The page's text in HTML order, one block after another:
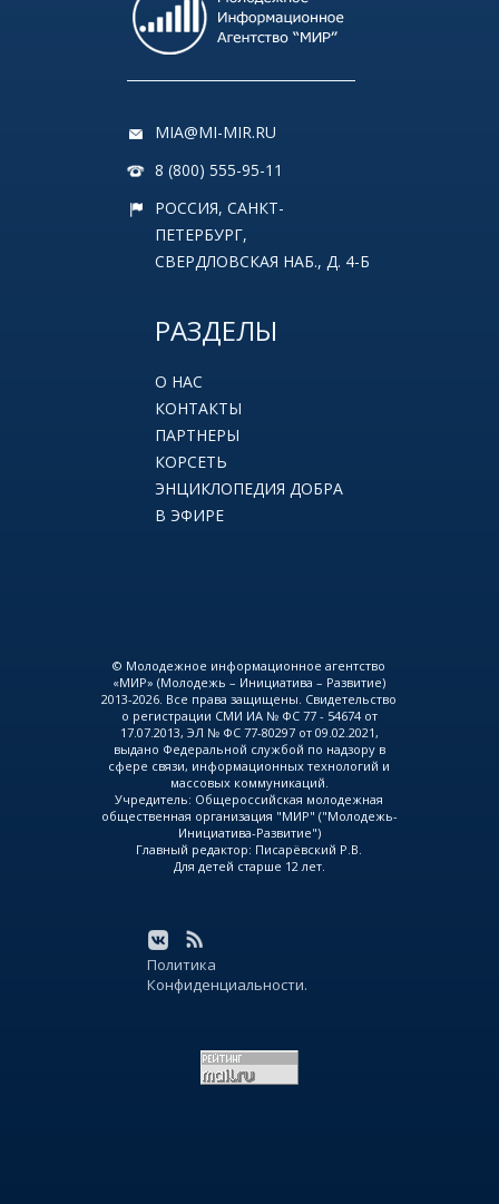
MIA@MI-MIR.RU
8 (800) 555-95-11
РОССИЯ, САНКТ-
ПЕТЕРБУРГ,
СВЕРДЛОВСКАЯ НАБ., Д. 4-Б
РАЗДЕЛЫ
О НАС
КОНТАКТЫ
ПАРТНЕРЫ
КОРСЕТЬ
ЭНЦИКЛОПЕДИЯ ДОБРА
В ЭФИРЕ
© Молодежное информационное агентство
«МИР» (Молодежь – Инициатива – Развитие)
2013-2026. Все права защищены. Свидетельство
о регистрации СМИ ИА № ФС 77 - 54674 от
17.07.2013, ЭЛ № ФС 77-80297 от 09.02.2021,
выдано Федеральной службой по надзору в
сфере связи, информационных технологий и
массовых коммуникаций.
Учредитель: Общероссийская молодежная
общественная организация "МИР" ("Молодежь-
Инициатива-Развитие")
Главный редактор: Писарёвский Р.В.
Для детей старше 12 лет.
Политика
Конфиденциальности.